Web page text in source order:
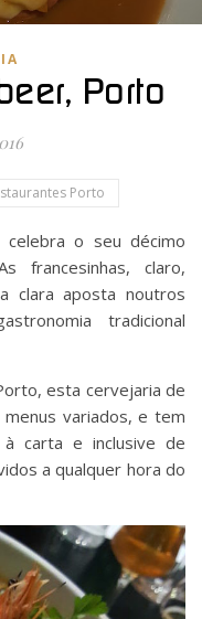
Porto
Porto
francesinhas, claro,
clara aposta noutros
tradicional
esta cervejaria de
variados, e tem
carta e inclusive de
a qualquer hora do